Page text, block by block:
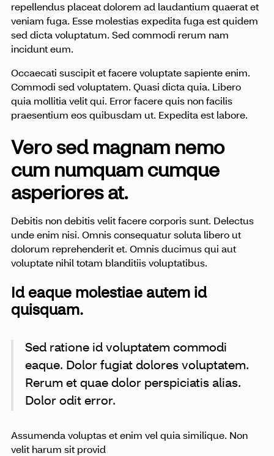
repellendus placeat dolorem ad laudantium quaerat et
veniam fuga. Esse molestias expedita fuga est quidem
sed dicta voluptatum. Sed commodi rerum nam
incidunt eum.
Occaecati suscipit et facere voluptate sapiente enim.
Commodi sed voluptatem. Quasi dicta quia. Libero
quia mollitia velit qui. Error facere quis non facilis
praesentium eos quibusdam ut. Expedita est labore.
Vero sed magnam nemo
cum numquam cumque
asperiores at.
Debitis non debitis velit facere corporis sunt. Delectus
unde enim nisi. Omnis consequatur soluta libero ut
dolorum reprehenderit et. Omnis ducimus qui aut
voluptate nihil totam blanditiis voluptatibus.
Id eaque molestiae autem id
quisquam.
Sed ratione id voluptatem commodi
eaque. Dolor fugiat dolores voluptatem.
Rerum et quae dolor perspiciatis alias.
Dolor odit error.
Assumenda voluptas et enim vel quia similique. Non
velit harum sit provid